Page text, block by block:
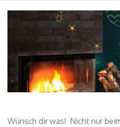
Wünsch dir was! Nicht nur